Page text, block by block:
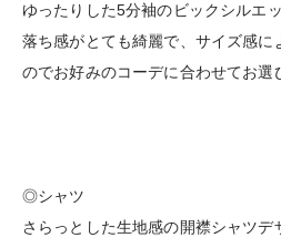
ゆったりした5分袖のビックシルエ
落ち感がとても綺麗で、サイズ感に
のでお好みのコーデに合わせてお選
◎シャツ
さらっとした生地感の開襟シャツデ